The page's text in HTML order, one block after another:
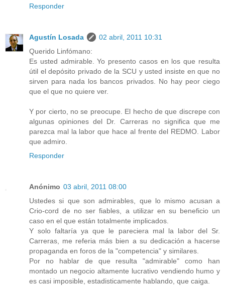
Responder
Agustín Losada
02 abril, 2011 10:31
Querido Linfómano:
Es usted admirable. Yo presento casos en los que resulta
útil el depósito privado de la SCU y usted insiste en que no
sirven para nada los bancos privados. No hay peor ciego
que el que no quiere ver.
Y por cierto, no se preocupe. El hecho de que discrepe con
algunas opiniones del Dr. Carreras no significa que me
parezca mal la labor que hace al frente del REDMO. Labor
que admiro.
Responder
Anónimo 03 abril, 2011 08:00
Ustedes si que son admirables, que lo mismo acusan a
Crio-cord de no ser fiables, a utilizar en su beneficio un
caso en el que están totalmente implicados.
Y solo faltaría ya que le pareciera mal la labor del Sr.
Carreras, me referia más bien a su dedicación a hacerse
propaganda en foros de la "competencia" y similares.
Por no hablar de que resulta "admirable" como han
montado un negocio altamente lucrativo vendiendo humo y
es casi imposible, estadisticamente hablando, que caiga.